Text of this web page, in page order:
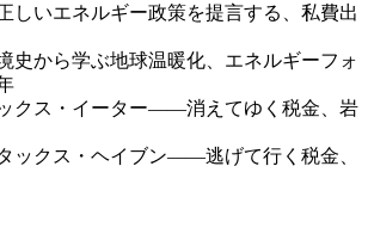
しいエネルギー政策を提言する、私費出
史から学ぶ地球温暖化、エネルギーフォ
クス・イーター――消えてゆく税金、岩
ックス・ヘイブン――逃げて行く税金、